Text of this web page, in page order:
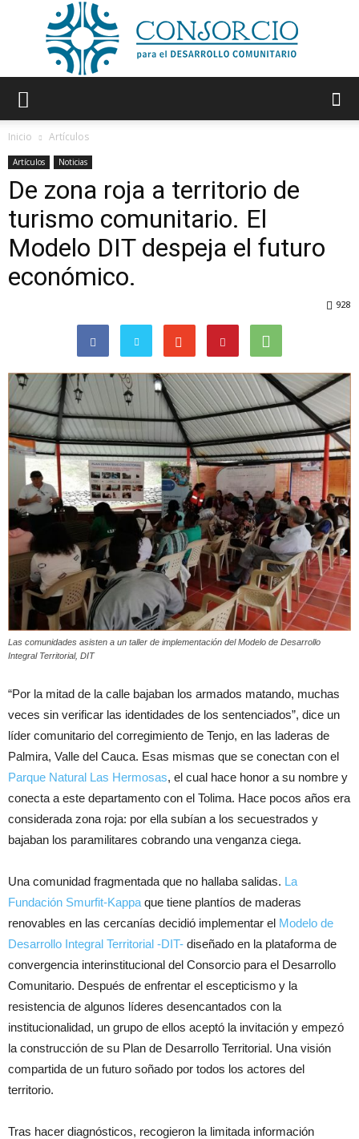
Inicio Artículos
Artículos Noticias
De zona roja a territorio de
turismo comunitario. El
Modelo DIT despeja el futuro
económico.
928
Las comunidades asisten a un taller de implementación del Modelo de Desarrollo
Integral Territorial, DIT
“Por la mitad de la calle bajaban los armados matando, muchas
veces sin verificar las identidades de los sentenciados”, dice un
líder comunitario del corregimiento de Tenjo, en las laderas de
Palmira, Valle del Cauca. Esas mismas que se conectan con el
Parque Natural Las Hermosas, el cual hace honor a su nombre y
conecta a este departamento con el Tolima. Hace pocos años era
considerada zona roja: por ella subían a los secuestrados y
bajaban los paramilitares cobrando una venganza ciega.
Una comunidad fragmentada que no hallaba salidas. La
Fundación Smurfit-Kappa que tiene plantíos de maderas
renovables en las cercanías decidió implementar el Modelo de
Desarrollo Integral Territorial -DIT- diseñado en la plataforma de
convergencia interinstitucional del Consorcio para el Desarrollo
Comunitario. Después de enfrentar el escepticismo y la
resistencia de algunos líderes desencantados con la
institucionalidad, un grupo de ellos aceptó la invitación y empezó
la construcción de su Plan de Desarrollo Territorial. Una visión
compartida de un futuro soñado por todos los actores del
territorio.
Tras hacer diagnósticos, recogieron la limitada información